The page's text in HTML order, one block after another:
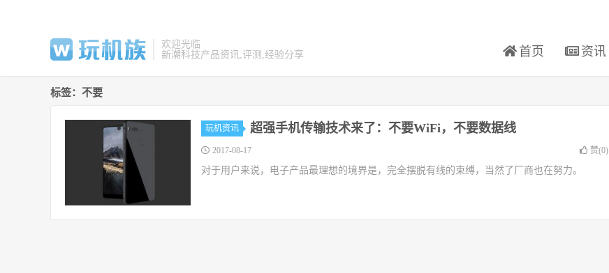
欢迎光临
新潮科技产品资讯,评测,经验分享
首页 资讯
标签：不要
玩机资讯 超强手机传输技术来了：不要WiFi，不要数据线
2017-08-17 赞(0)
对于用户来说，电子产品最理想的境界是，完全摆脱有线的束缚，当然了厂商也在努力。